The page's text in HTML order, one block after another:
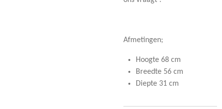
Afmetingen;
Hoogte 68 cm
Breedte 56 cm
Diepte 31 cm